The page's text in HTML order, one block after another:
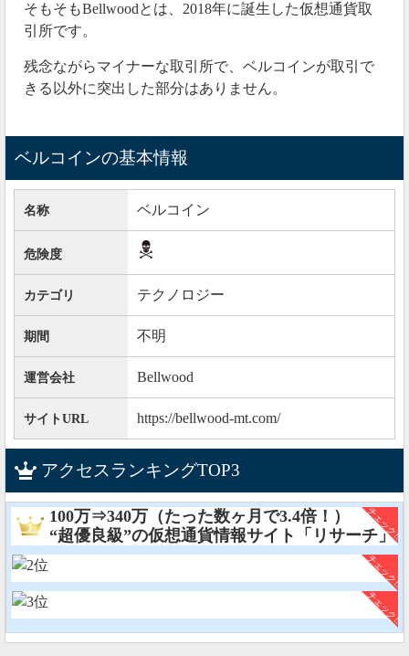
ありそうです。
なか利確できないでしょう。
Bellwoodで出金が制限！
たが、
出金できる額には制限
— たむけん@投資に夢中 (@tamu08)
まだ0.1BTC〜1BTCまでしか出金できないようです
ね。
ただ、2月末には0.1BTC以下の出金が可能になると言
われています。
2020年02月06日
現在は出金できない状況
メンテナンスが終了後、ベルコインのbellwood取引所
から仮想通貨を出金できない状況が続いています。
https://twitter.com/HwQldHMkhD/status/1224677235983994880
そもそもBellwoodとは、2018年に誕生した仮想通貨取
引所です。
残念ながらマイナーな取引所で、ベルコインが取引で
きる以外に突出した部分はありません。
ベルコインの基本情報
名称 ベルコイン
危険度
カテゴリ テクノロジー
期間 不明
運営会社 Bellwood
サイトURL https://bellwood-mt.com/
アクセスランキングTOP3
100万⇒340万（たった数ヶ月で3.4倍！）
“超優良級”の仮想通貨情報サイト「リサーチ」